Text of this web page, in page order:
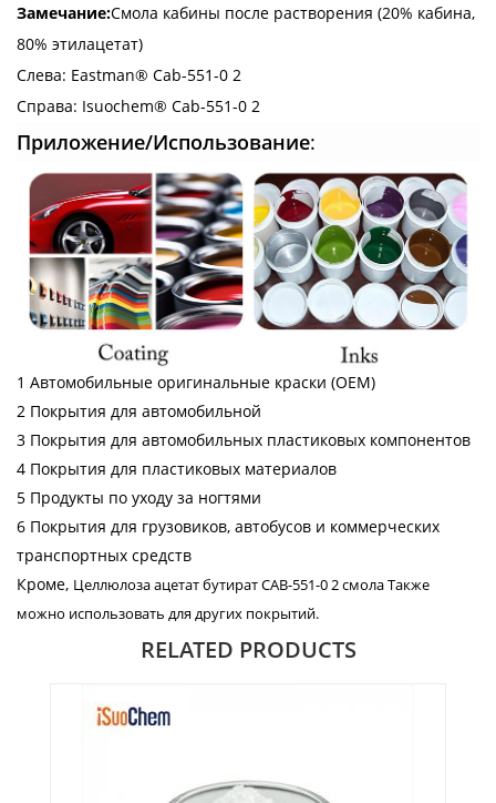
Замечание:Смола кабины после растворения (20% кабина,
80% этилацетат)
Слева: Eastman® Cab-551-0 2
Справа: Isuochem® Cab-551-0 2
Приложение/Использование:
1 Автомобильные оригинальные краски (OEM)
2 Покрытия для автомобильной
3 Покрытия для автомобильных пластиковых компонентов
4 Покрытия для пластиковых материалов
5 Продукты по уходу за ногтями
6 Покрытия для грузовиков, автобусов и коммерческих
транспортных средств
Кроме, Целлюлоза ацетат бутират CAB-551-0 2 смолаТакже
можно использовать для других покрытий.
RELATED PRODUCTS